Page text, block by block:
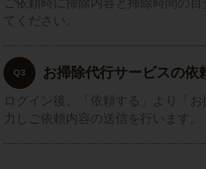
ご依頼時に掃除内容と掃除時間の
てください。
Q3 お掃除代行サービスの依
ログイン後、「依頼する」より「
力しご依頼内容の送信を行います。